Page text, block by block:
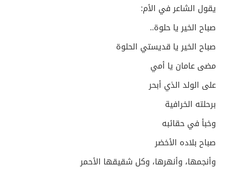
يقول الشاعر في الأم:
صباح الخير يا حلوة..
صباح الخير يا قديستي الحلوة
مضى عامان يا أمي
على الولد الذي أبحر
برحلته الخرافية
وخبأ في حقائبه
صباح بلاده الأخضر
وأنجمها، وأنهرها، وكل شقيقها الأحمر